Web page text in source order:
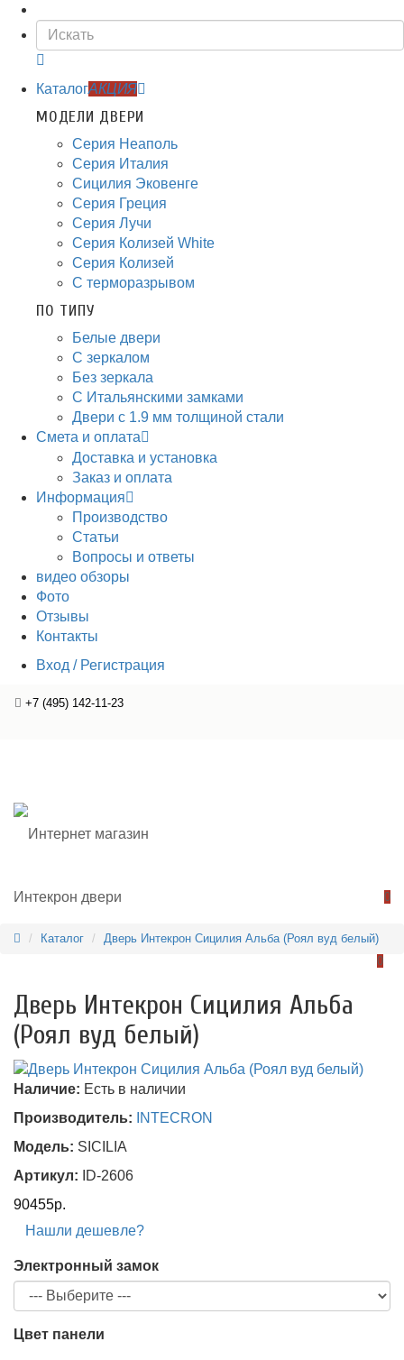
КаталогАКЦИЯ
МОДЕЛИ ДВЕРИ
Серия Неаполь
Серия Италия
Сицилия Эковенге
Серия Греция
Серия Лучи
Серия Колизей White
Серия Колизей
С терморазрывом
ПО ТИПУ
Белые двери
С зеркалом
Без зеркала
С Итальянскими замками
Двери с 1.9 мм толщиной стали
Смета и оплата
Доставка и установка
Заказ и оплата
Информация
Производство
Статьи
Вопросы и ответы
видео обзоры
Фото
Отзывы
Контакты
Вход / Регистрация
+7 (495) 142-11-23
0
0
Каталог Дверь Интекрон Сицилия Альба (Роял вуд белый)
Дверь Интекрон Сицилия Альба
(Роял вуд белый)
Наличие: Есть в наличии
Производитель:
INTECRON
Модель: SICILIA
Артикул: ID-2606
90455р.
Нашли дешевле?
Электронный замок
Цвет панели